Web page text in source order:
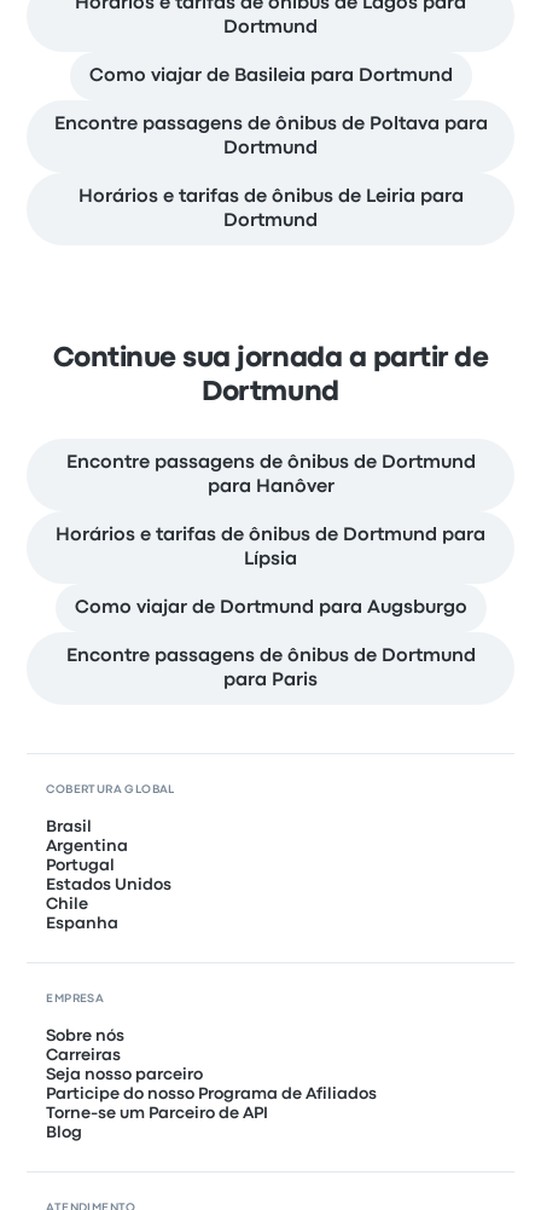
Dortmund
Como viajar de Basileia para Dortmund
Encontre passagens de ônibus de Poltava para
Dortmund
Horários e tarifas de ônibus de Leiria para
Dortmund
Continue sua jornada a partir de
Dortmund
Encontre passagens de ônibus de Dortmund
para Hanôver
Horários e tarifas de ônibus de Dortmund para
Lípsia
Como viajar de Dortmund para Augsburgo
Encontre passagens de ônibus de Dortmund
para Paris
COBERTURA GLOBAL
Brasil
Argentina
Portugal
Estados Unidos
Chile
Espanha
EMPRESA
Sobre nós
Carreiras
Seja nosso parceiro
Participe do nosso Programa de Afiliados
Torne-se um Parceiro de API
Blog
ATENDIMENTO